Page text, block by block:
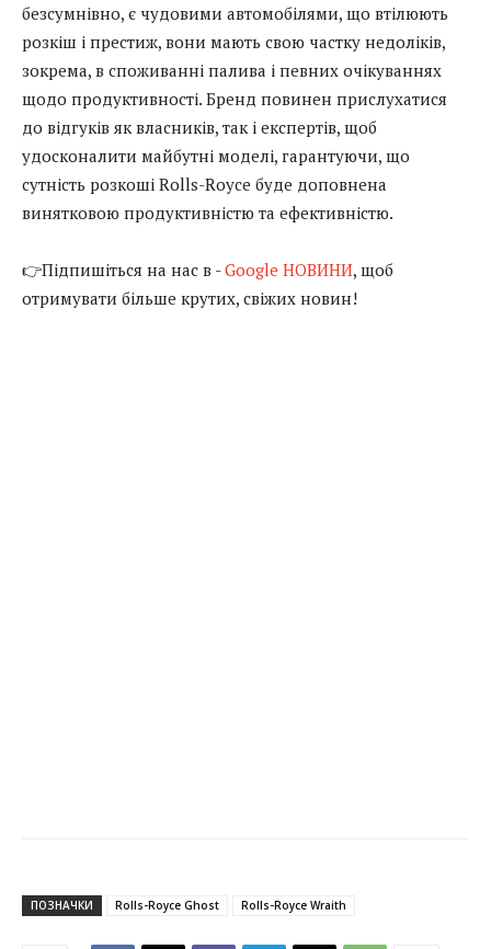
безсумнівно, є чудовими автомобілями, що втілюють
розкіш і престиж, вони мають свою частку недоліків,
зокрема, в споживанні палива і певних очікуваннях
щодо продуктивності. Бренд повинен прислухатися
до відгуків як власників, так і експертів, щоб
удосконалити майбутні моделі, гарантуючи, що
сутність розкоші Rolls-Royce буде доповнена
винятковою продуктивністю та ефективністю.
👉Підпишіться на нас в -Google НОВИНИ, щоб
отримувати більше крутих, свіжих новин!
ПОЗНАЧКИ Rolls-Royce Ghost Rolls-Royce Wraith